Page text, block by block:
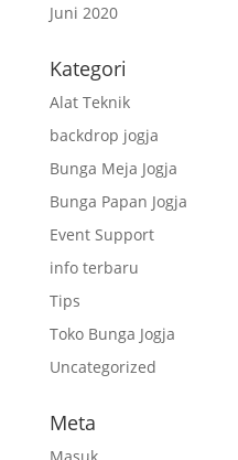
Juni 2020
Kategori
Alat Teknik
backdrop jogja
Bunga Meja Jogja
Bunga Papan Jogja
Event Support
info terbaru
Tips
Toko Bunga Jogja
Uncategorized
Meta